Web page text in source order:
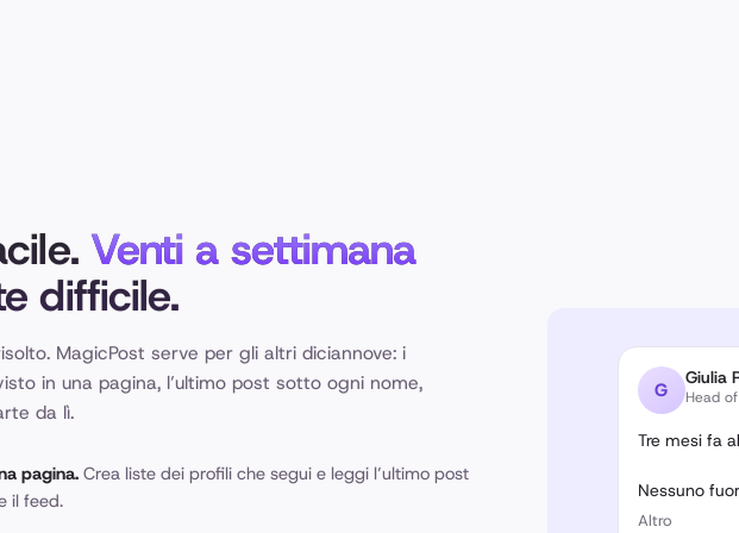
Venti a settimana
difficile.
MagicPost serve per gli altri diciannove: i
in una pagina, l’ultimo post sotto ogni nome,
da lì.
pagina.Crea liste dei profili che segui e leggi l’ultimo post
il feed.
G
Giulia
Head
Tre mesi fa
Nessuno
cambiato tra
Altro